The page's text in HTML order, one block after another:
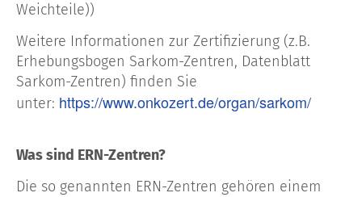
Weichteile))
Weitere Informationen zur Zertifizierung (z.B.
Erhebungsbogen Sarkom-Zentren, Datenblatt
Sarkom-Zentren) finden Sie
unter: https://www.onkozert.de/organ/sarkom/
Was sind ERN-Zentren?
Die so genannten ERN-Zentren gehören einem